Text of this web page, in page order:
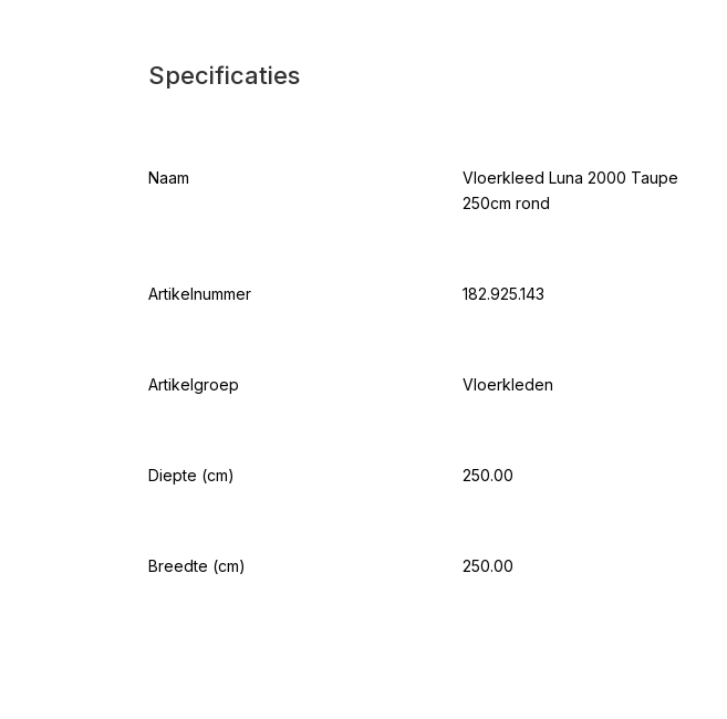
Specificaties
Naam
Vloerkleed Luna 2000 Taupe
250cm rond
Artikelnummer 182.925.143
Artikelgroep Vloerkleden
Diepte (cm) 250.00
Breedte (cm) 250.00